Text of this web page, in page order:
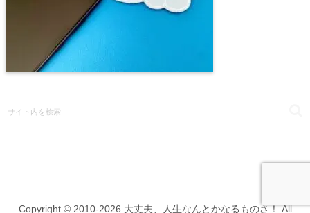
Copyright © 2010-2026 大丈夫、人生なんとかなるものさ！ All